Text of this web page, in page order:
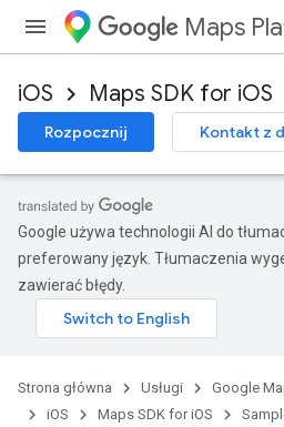
Maps
iOS Maps SDK for iOS
Rozpocznij Kontakt z
Google używa technologii AI do
preferowany język. Tłumaczenia
zawierać błędy.
Strona główna Usługi Google
iOS
Maps SDK for iOS